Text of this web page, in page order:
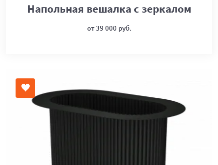
Напольная вешалка с зеркалом
от 39 000 руб.